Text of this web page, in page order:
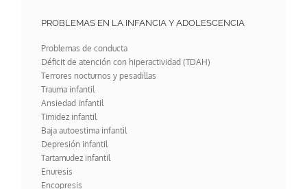
PROBLEMAS EN LA INFANCIA Y ADOLESCENCIA
Problemas de conducta
Déficit de atención con hiperactividad (TDAH)
Terrores nocturnos y pesadillas
Trauma infantil
Ansiedad infantil
Timidez infantil
Baja autoestima infantil
Depresión infantil
Tartamudez infantil
Enuresis
Encopresis